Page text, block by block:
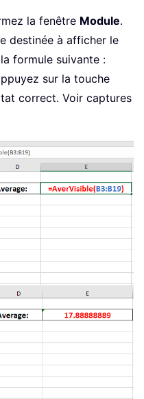
la fenêtre Module.
destinée à afficher le
formule suivante :
sur la touche
correct. Voir captures